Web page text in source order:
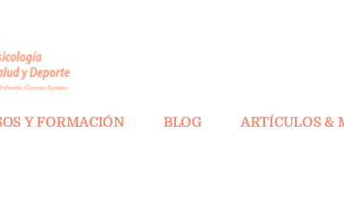
Y FORMACIÓN BLOG ARTÍCULOS &